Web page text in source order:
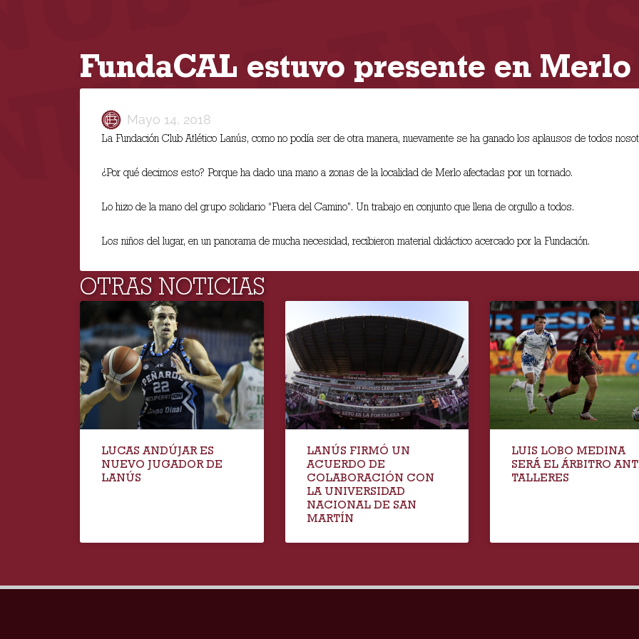
FundaCAL estuvo presente en Merlo
Mayo 14, 2018
La Fundación Club Atlético Lanús, como no podía ser de otra manera, nuevamente se ha ganado los aplausos de todos
¿Por qué decimos esto? Porque ha dado una mano a zonas de la localidad de Merlo afectadas por un tornado.
Lo hizo de la mano del grupo solidario “Fuera del Camino”. Un trabajo en conjunto que llena de orgullo a todos.
Los niños del lugar, en un panorama de mucha necesidad, recibieron material didáctico acercado por la Fundación.
OTRAS NOTICIAS
LUCAS ANDÚJAR ES
NUEVO JUGADOR DE
LANÚS
LANÚS FIRMÓ UN
ACUERDO DE
COLABORACIÓN CON
LA UNIVERSIDAD
NACIONAL DE SAN
MARTÍN
LUIS LOBO MEDINA
SERÁ EL ÁRBITRO
TALLERES